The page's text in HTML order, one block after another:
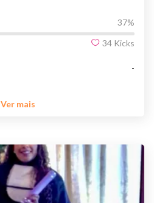
37%
34 Kicks
-
Ver mais